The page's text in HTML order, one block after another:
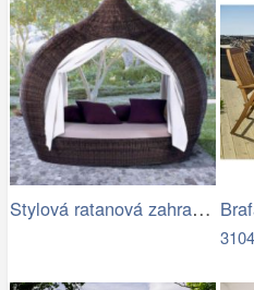
Stylová ratanová zahradní postel se…